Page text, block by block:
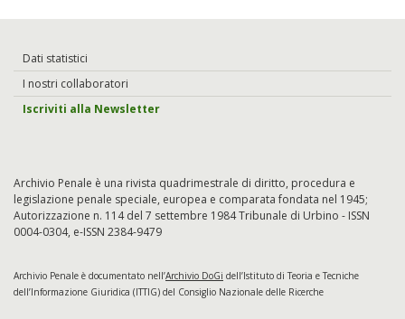
Dati statistici
I nostri collaboratori
Iscriviti alla Newsletter
Archivio Penale è una rivista quadrimestrale di diritto, procedura e
legislazione penale speciale, europea e comparata fondata nel 1945;
Autorizzazione n. 114 del 7 settembre 1984 Tribunale di Urbino - ISSN
0004-0304, e-ISSN 2384-9479
Archivio Penale è documentato nell’Archivio DoGi dell’Istituto di Teoria e Tecniche
dell’Informazione Giuridica (ITTIG) del Consiglio Nazionale delle Ricerche